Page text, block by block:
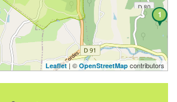
1
Leaflet| © OpenStreetMap contributors